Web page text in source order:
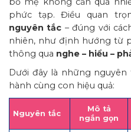
phức tạp. Điều quan
nguyên tắc – đúng với
nhiên, như định hướng từ
thông qua nghe – hiểu –
Dưới đây là những
hành cùng con hiệu quả:
Nguyên tắc
Mô tả
ngắn gọn